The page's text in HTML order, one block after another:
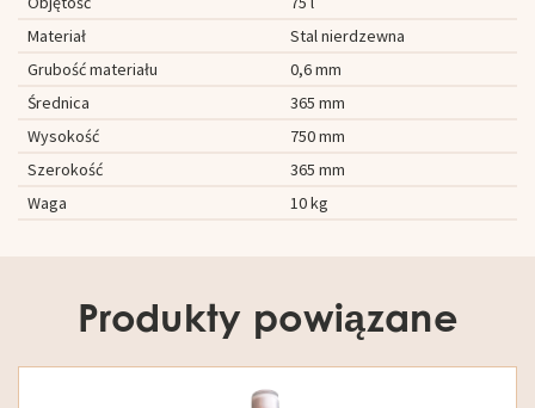
Materiał
Stal nierdzewna
Grubość materiału
0,6 mm
Średnica
365 mm
Wysokość
750 mm
Szerokość
365 mm
Waga
10 kg
Produkty powiązane